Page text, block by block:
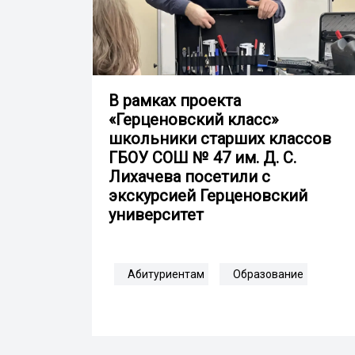
В рамках проекта
«Герценовский класс»
школьники старших классов
ГБОУ СОШ № 47 им. Д. С.
Лихачева посетили с
экскурсией Герценовский
университет
Абитуриентам Образование